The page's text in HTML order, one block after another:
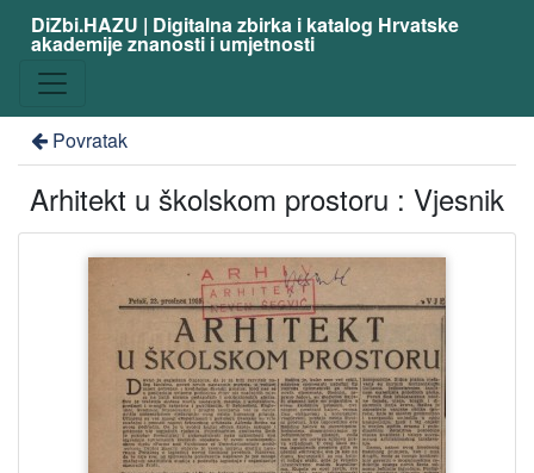
DiZbi.HAZU | Digitalna zbirka i katalog Hrvatske
akademije znanosti i umjetnosti
Povratak
Arhitekt u školskom prostoru : Vjesnik